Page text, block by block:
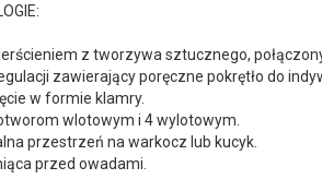
z tworzywa sztucznego,
zawierający poręczne pokrętło do
w formie klamry.
wlotowym i 4 wylotowym.
przestrzeń na warkocz lub kucyk.
przed owadami.